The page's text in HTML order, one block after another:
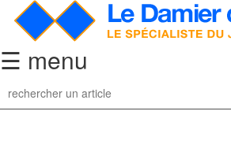
☰ menu
Jeu
d’Echecs